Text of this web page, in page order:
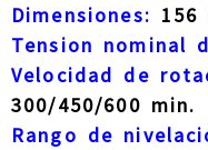
Dimensiones: 156
Tension nominal
Velocidad de
300/450/600 min.
Rango de